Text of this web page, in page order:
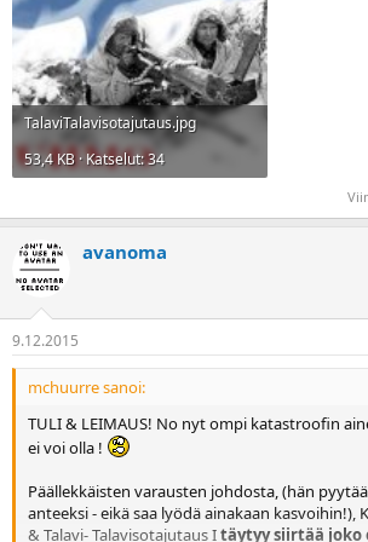
TalaviTalavisotajutaus.jpg
53,4 KB · Katselut: 34
avanoma
9.12.2015
mchuurre sanoi:
TULI & LEIMAUS! No nyt ompi katastroofin
ei voi olla !
Päällekkäisten varausten johdosta, (hän
anteeksi - eikä saa lyödä ainakaan kasvoihin!),
& Talavi- Talavisotajutaus Itäytyy siirtää joko